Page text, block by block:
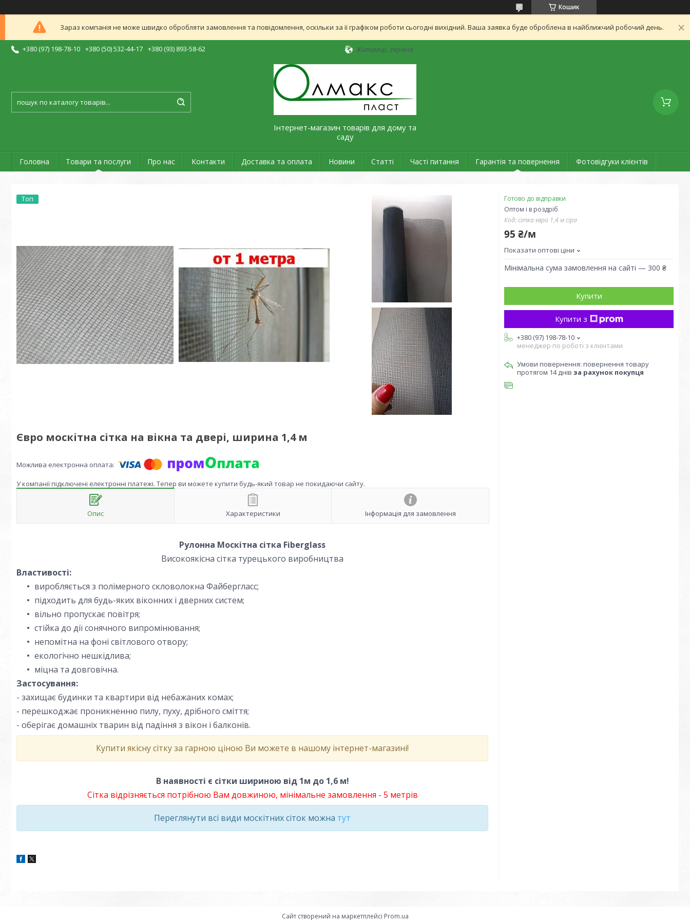
Кошик
Зараз компанія не може швидко обробляти замовлення та повідомлення, оскільки за її графіком роботи сьогодні вихідний. Ваша заявка буде оброблена в найближчий робочий день.
+380 (97) 198-78-10 +380 (50) 532-44-17 +380 (93) 893-58-62 Житомир, Україна
Інтернет-магазин товарів для дому та
саду
Головна Товари та послуги Про нас Контакти Доставка та оплата Новини Статті Часті питання Гарантія та повернення Фотовідгуки клієнтів
Топ
Євро москітна сітка на вікна та двері, ширина 1,4 м
У компанії підключені електронні платежі. Тепер ви можете купити будь-який товар не покидаючи сайту.
Опис Характеристики Інформація для замовлення
Рулонна Москітна сітка Fiberglass
Високоякісна сітка турецького виробництва
Властивості:
виробляється з полімерного скловолокна Файбергласс;
підходить для будь-яких віконних і дверних систем;
вільно пропускає повітря;
стійка до дії сонячного випромінювання;
непомітна на фоні світлового отвору;
екологічно нешкідлива;
міцна та довговічна.
Застосування:
- захищає будинки та квартири від небажаних комах;
- перешкоджає проникненню пилу, пуху, дрібного сміття;
- оберігає домашніх тварин від падіння з вікон і балконів.
Купити якісну сітку за гарною ціною Ви можете в нашому інтернет-магазині!
В наявності є сітки шириною від 1м до 1,6 м!
Сітка відрізняється потрібною Вам довжиною, мінімальне замовлення - 5 метрів
Переглянути всі види москітних сіток можна тут
Готово до відправки
Оптом і в роздріб
Код:сітка євро 1,4 м сіра
95 ₴/м
Показати оптові ціни
Мінімальна сума замовлення на сайті — 300 ₴
Купити
Купити з
+380 (97) 198-78-10
менеджер по роботі з клієнтами
повернення товару
протягом 14 днів за рахунок покупця
Сайт створений на маркетплейсі Prom.ua